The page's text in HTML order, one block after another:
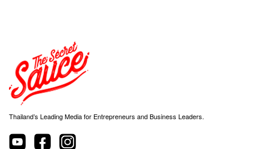
Thailand’s Leading Media for Entrepreneurs and Business Leaders.